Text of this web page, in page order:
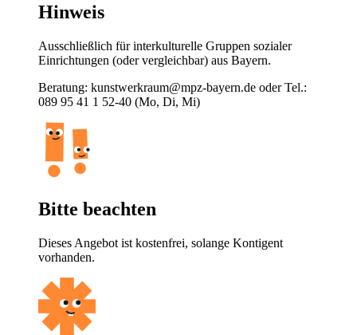
Hinweis
Ausschließlich für interkulturelle Gruppen sozialer
Einrichtungen (oder vergleichbar) aus Bayern.
Beratung: kunstwerkraum@mpz-bayern.de oder Tel.:
089 95 41 1 52-40 (Mo, Di, Mi)
Bitte beachten
Dieses Angebot ist kostenfrei, solange Kontigent
vorhanden.